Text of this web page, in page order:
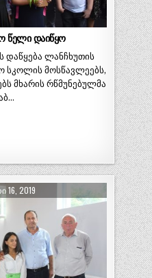
წელი დაიწყო
ლანჩხუთის
სკოლის მოსწავლეებს,
მხარის რწმუნებულმა
16, 2019